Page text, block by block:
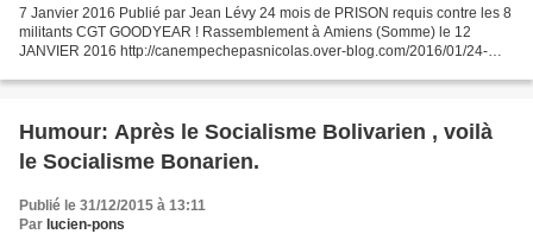
7 Janvier 2016 Publié par Jean Lévy 24 mois de PRISON requis contre les 8
militants CGT GOODYEAR ! Rassemblement à Amiens (Somme) le 12
JANVIER 2016 http://canempechepasnicolas.over-blog.com/2016/01/24-
Humour: Après le Socialisme Bolivarien , voilà
le Socialisme Bonarien.
Publié le 31/12/2015 à 13:11
Par lucien-pons